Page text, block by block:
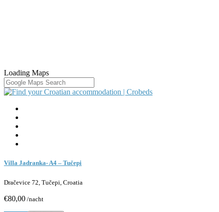
Loading Maps
Villa Jadranka- A4 – Tučepi
Dračevice 72, Tučepi, Croatia
€80,00 /nacht